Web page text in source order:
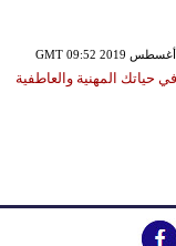
حياتك المهنية والعاطفية